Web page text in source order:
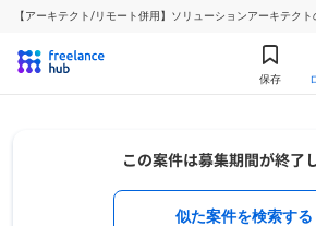
【アーキテクト/リモート併用】ソリューションアーキテク
保存
似た案件を検索する